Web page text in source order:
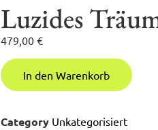
Luzides
479,00 €
In den Warenkorb
Category Unkategorisiert